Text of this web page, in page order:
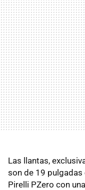
Las llantas,
son de 19 pulgadas
Pirelli PZero con